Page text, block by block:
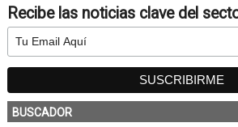
Recibe las noticias clave del
BUSCADOR